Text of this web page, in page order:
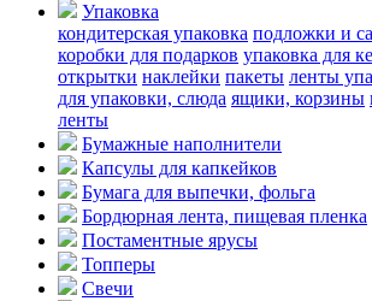
Упаковка
кондитерская упаковка подложки и
коробки для подарков упаковка для
открытки наклейки пакеты ленты
для упаковки, слюда ящики, корзины
ленты
Бумажные наполнители
Капсулы для капкейков
Бумага для выпечки, фольга
Бордюрная лента, пищевая пленка
Постаментные ярусы
Топперы
Свечи